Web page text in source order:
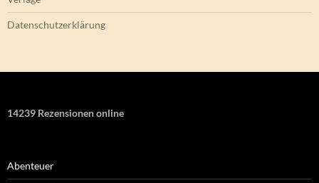
Datenschutzerklärung
14239 Rezensionen online
Abenteuer